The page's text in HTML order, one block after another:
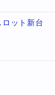
ット新台